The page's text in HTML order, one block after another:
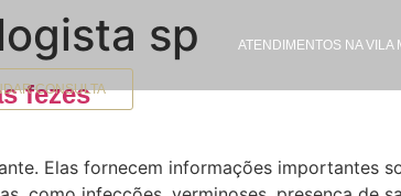
ATENDIMENTOS NA VILA
CONSULTA
sp
fezes
Elas fornecem informações importantes